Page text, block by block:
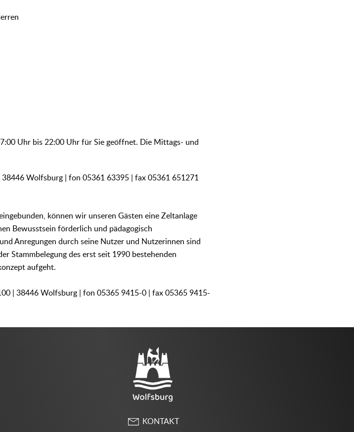
Uhr bis 22:00 Uhr für Sie geöffnet. Die Mittags- und
Wolfsburg | fon 05361 63395 | fax 05361 651271
können wir unseren Gästen eine Zeltanlage
Bewusstsein förderlich und pädagogisch
Anregungen durch seine Nutzer und Nutzerinnen sind
Stammbelegung des erst seit 1990 bestehenden
aufgeht.
| 38446 Wolfsburg | fon 05365 9415-0 | fax 05365 9415-
KONTAKT